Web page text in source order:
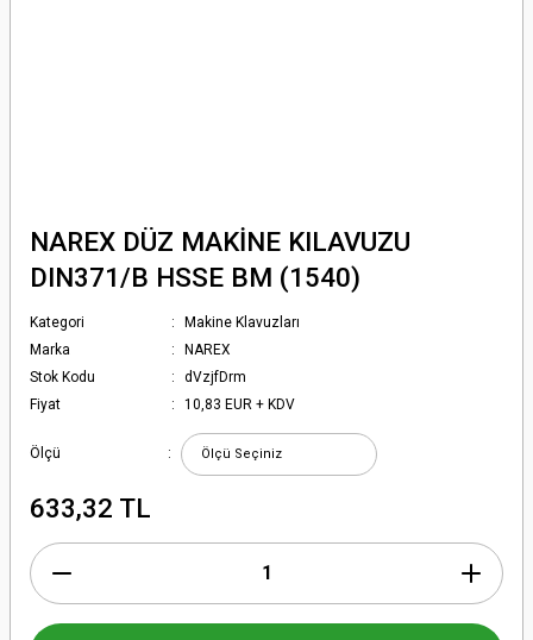
NAREX DÜZ MAKİNE KILAVUZU
DIN371/B HSSE BM (1540)
Kategori
Makine Klavuzları
Marka
NAREX
Stok Kodu
dVzjfDrm
Fiyat
10,83 EUR + KDV
Ölçü
633,32 TL